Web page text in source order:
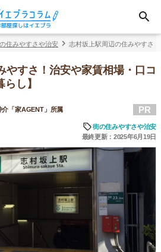
住みやすさや治安 志村坂上駅周辺の住みやすさ
やすさ！治安や家賃相場・口コ
し】
介「家AGENT」所属 PR
街の住みやすさや治安
最終更新：2025年6月19日